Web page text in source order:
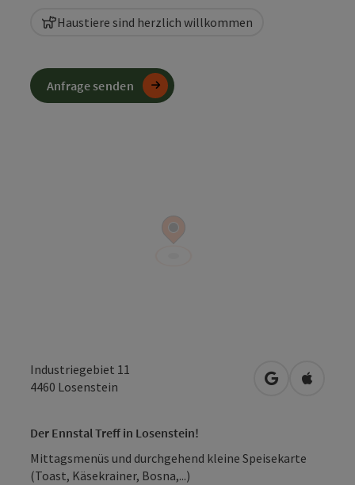
Haustiere sind herzlich willkommen
Industriegebiet 11
4460 Losenstein in Google
in
Der Ennstal Treff in Losenstein!
Mittagsmenüs und durchgehend kleine Speisekarte
(Toast, Käsekrainer, Bosna,...)
Anfrage senden